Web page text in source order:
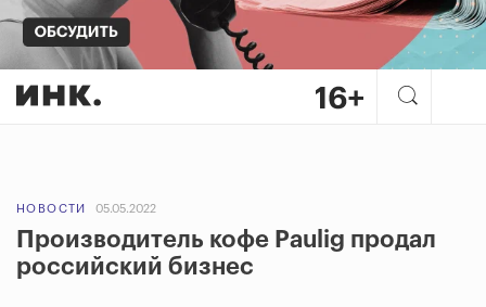
НОВОСТИ 05.05.2022
Производитель кофе Paulig продал
российский бизнес